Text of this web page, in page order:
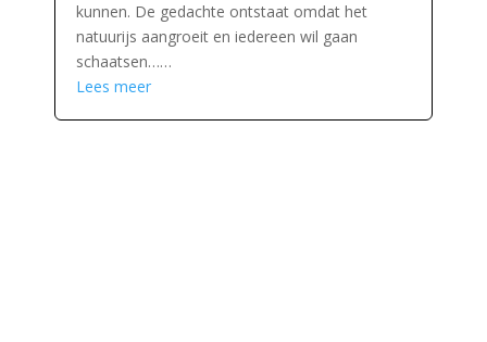
kunnen. De gedachte ontstaat omdat het
natuurijs aangroeit en iedereen wil gaan
schaatsen……
Lees meer